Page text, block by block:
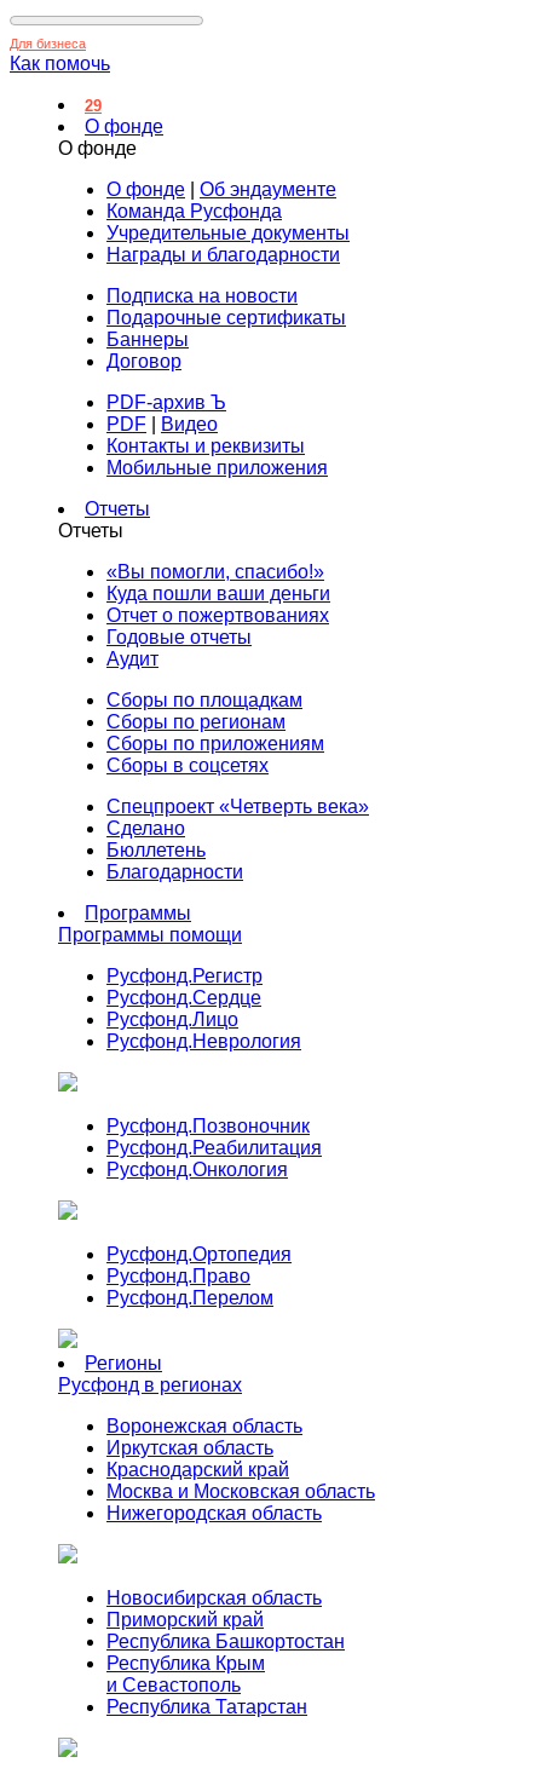
Для бизнеса
Как помочь
29
О фонде
О фонде
О фонде
Об эндаументе
Команда Русфонда
Учредительные документы
Награды и благодарности
Подписка на новости
Подарочные сертификаты
Баннеры
Договор
PDF-архив Ъ
PDF
Видео
Контакты и реквизиты
Мобильные приложения
Отчеты
Отчеты
«Вы помогли, спасибо!»
Куда пошли ваши деньги
Отчет о пожертвованиях
Годовые отчеты
Аудит
Сборы по площадкам
Сборы по регионам
Сборы по приложениям
Сборы в соцсетях
Спецпроект «Четверть века»
Сделано
Бюллетень
Благодарности
Программы
Программы помощи
Русфонд.Регистр
Русфонд.Сердце
Русфонд.Лицо
Русфонд.Неврология
Русфонд.Позвоночник
Русфонд.Реабилитация
Русфонд.Онкология
Русфонд.Ортопедия
Русфонд.Право
Русфонд.Перелом
Регионы
Русфонд в регионах
Воронежская область
Иркутская область
Краснодарский край
Москва и Московская область
Нижегородская область
Новосибирская область
Приморский край
Республика Башкортостан
Республика Крым
и Севастополь
Республика Татарстан